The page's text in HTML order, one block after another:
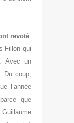
revoté
Fillon qui
Avec un
coup,
l’année
que